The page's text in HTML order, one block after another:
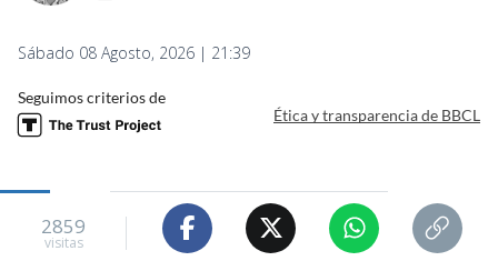
Sábado 08 Agosto, 2026 | 21:39
Seguimos criterios de
Ética y transparencia de BBCL
2859
visitas